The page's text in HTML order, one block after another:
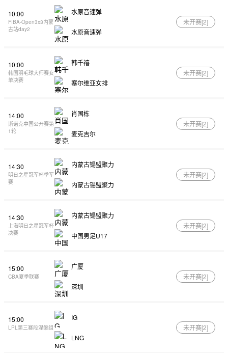
10:00
FIBA-Open3x3内蒙
古站day2
水原音速弹
水原音速弹
未开赛[2]
10:00
韩国羽毛球大师赛女
单决赛
韩千禧
塞尔维亚女排
未开赛[2]
14:00
斯诺克中国公开赛第
1轮
肖国栋
麦克吉尔
未开赛[2]
14:30
明日之星冠军杯季军
赛
内蒙古锡盟聚力
内蒙古锡盟聚力
未开赛[2]
14:30
上海明日之星冠军杯
决赛
内蒙古锡盟聚力
中国男足U17
未开赛[2]
15:00
CBA夏季联赛
广厦
深圳
未开赛[2]
15:00
LPL第三赛段涅槃组
IG
LNG
未开赛[2]